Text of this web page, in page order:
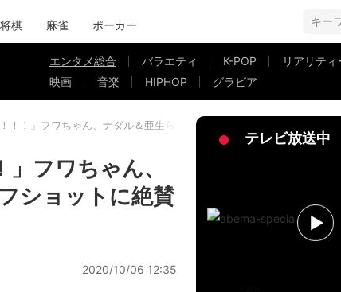
将棋 麻雀 ポーカー
エンタメ総合 バラエティ K-POP リアリテ
映画
音楽 HIPHOP グラビア
！！」フワちゃん、ナダル＆亜生らとの“芸歴2年目”風オフショットに
フワちゃん、
ショットに絶賛
2020/10/06 12:35
テレビ放送中